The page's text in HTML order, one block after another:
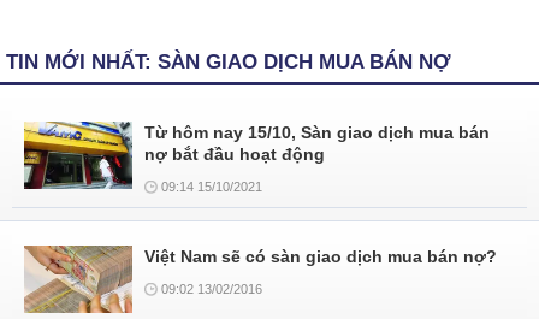
TIN MỚI NHẤT: SÀN GIAO DỊCH MUA BÁN NỢ
Từ hôm nay 15/10, Sàn giao dịch mua bán
nợ bắt đầu hoạt động
09:14 15/10/2021
Việt Nam sẽ có sàn giao dịch mua bán nợ?
09:02 13/02/2016